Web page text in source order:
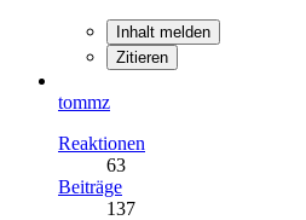
Inhalt melden
Zitieren
tommz
Reaktionen
63
Beiträge
137